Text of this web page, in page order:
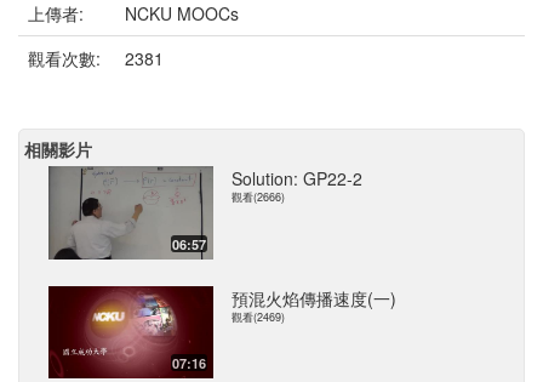
上傳者:
NCKU MOOCs
觀看次數:
2381
相關影片
06:57
Solution: GP22-2
觀看(2666)
07:16
預混火焰傳播速度(一)
觀看(2469)